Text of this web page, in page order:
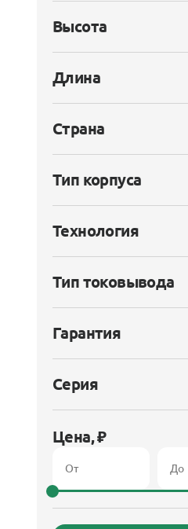
Высота
Длина
Страна
Тип корпуса
Технология
Тип токовывода
Гарантия
Серия
Цена, ₽